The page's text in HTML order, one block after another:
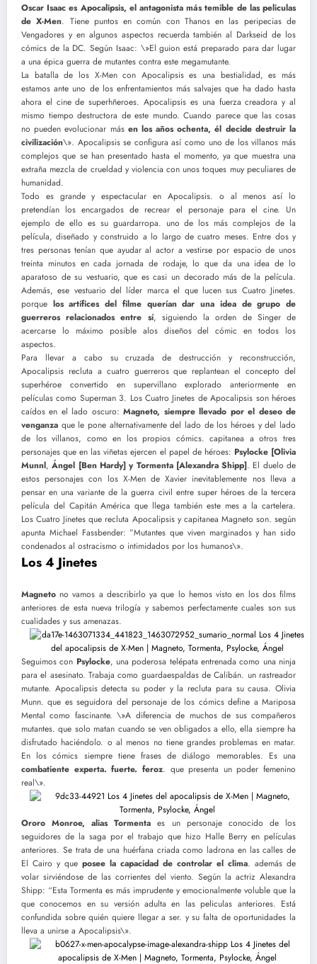
Oscar Isaac es Apocalipsis, el antagonista más temible de las peliculas
de X-Men. Tiene puntos en común con Thanos en las peripecias de
Vengadores y en algunos aspectos recuerda también al Darkseid de los
cómics de la DC. Según Isaac: \»El guion está preparado para dar lugar
a una épica guerra de mutantes contra este megamutante.
La batalla de los X-Men con Apocalipsis es una bestialidad, es más
estamos ante uno de los enfrentamientos más salvajes que ha dado hasta
ahora el cine de superhñeroes. Apocalipsis es una fuerza creadora y al
mismo tiempo destructora de este mundo. Cuando parece que las cosas
no pueden evolucionar más en los años ochenta, él decide destruir la
civilización\». Apocalipsis se configura así como uno de los villanos más
complejos que se han presentado hasta el momento, ya que muestra una
extraña mezcla de crueldad y violencia con unos toques muy peculiares de
humanidad.
Todo es grande y espectacular en Apocalipsis. o al menos así lo
pretendían los encargados de recrear el personaje para el cine. Un
ejemplo de ello es su guardarropa. uno de los más complejos de la
película, diseñado y construido a lo largo de cuatro meses. Entre dos y
tres personas tenían que ayudar al actor a vestirse por espacio de unos
treinta minutos en cada jornada de rodaje, lo que da una idea de lo
aparatoso de su vestuario, que es casi un decorado más de la película.
Además, ese vestuario del líder marca el que lucen sus Cuatro Jinetes.
porque los artífices del filme querían dar una idea de grupo de
guerreros relacionados entre sí, siguiendo la orden de Singer de
acercarse lo máximo posible alos diseños del cómic en todos los
aspectos.
Para llevar a cabo su cruzada de destrucción y reconstrucción,
Apocalipsis recluta a cuatro guerreros que replantean el concepto del
superhéroe convertido en supervillano explorado anteriormente en
películas como Superman 3. Los Cuatro Jinetes de Apocalipsis son héroes
caídos en el lado oscuro:Magneto, siempre llevado por el deseo de
venganza que le pone alternativamente del lado de los héroes y del lado
de los villanos, como en los propios cómics. capitanea a otros tres
personajes que en las viñetas ejercen el papel de héroes: Psylocke [Olivia
Munnl,Ángel [Ben Hardy] y Tormenta [Alexandra Shipp]. El duelo de
estos personajes con los X-Men de Xavier inevitablemente nos lleva a
pensar en una variante de la guerra civil entre super héroes de la tercera
película del Capitán América que llega también este mes a la cartelera.
Los Cuatro Jinetes que recluta Apocalipsis y capitanea Magneto son. según
apunta Michael Fassbender: ”Mutantes que viven marginados y han sido
condenados al ostracismo o intimidados por los humanos\».
Los 4 Jinetes
Magneto no vamos a describirlo ya que lo hemos visto en los dos films
anteriores de esta nueva trilogía y sabemos perfectamente cuales son sus
cualidades y sus amenazas.
Seguimos con Psylocke, una poderosa telépata entrenada como una ninja
para el asesinato. Trabaja como guardaespaldas de Calibán. un rastreador
mutante. Apocalipsis detecta su poder y la recluta para su causa. Olivia
Munn. que es seguidora del personaje de los cómics define a Mariposa
Mental como fascinante. \»A diferencia de muchos de sus compañeros
mutantes. que solo matan cuando se ven obligados a ello, ella siempre ha
disfrutado haciéndolo. o al menos no tiene grandes problemas en matar.
En los cómics siempre tiene frases de diálogo memorables. Es una
combatiente experta. fuerte. feroz. que presenta un poder femenino
real\».
Ororo Monroe, alias Tormenta es un personaje conocido de los
seguidores de la saga por el trabajo que hizo Halle Berry en películas
anteriores. Se trata de una huérfana criada como ladrona en las calles de
El Cairo y que posee la capacidad de controlar el clima. además de
volar sirviéndose de las corrientes del viento. Según la actriz Alexandra
Shipp: “Esta Tormenta es más imprudente y emocionalmente voluble que la
que conocemos en su versión adulta en las peliculas anteriores. Está
confundida sobre quién quiere llegar a ser. y su falta de oportunidades la
lleva a unirse a Apocalipsis\».